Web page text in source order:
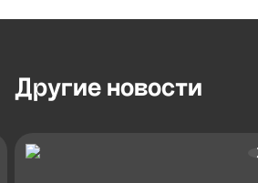
Другие новости